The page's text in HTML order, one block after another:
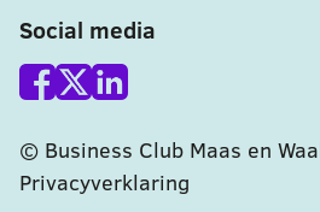
Social media
© Business Club Maas en
Privacyverklaring